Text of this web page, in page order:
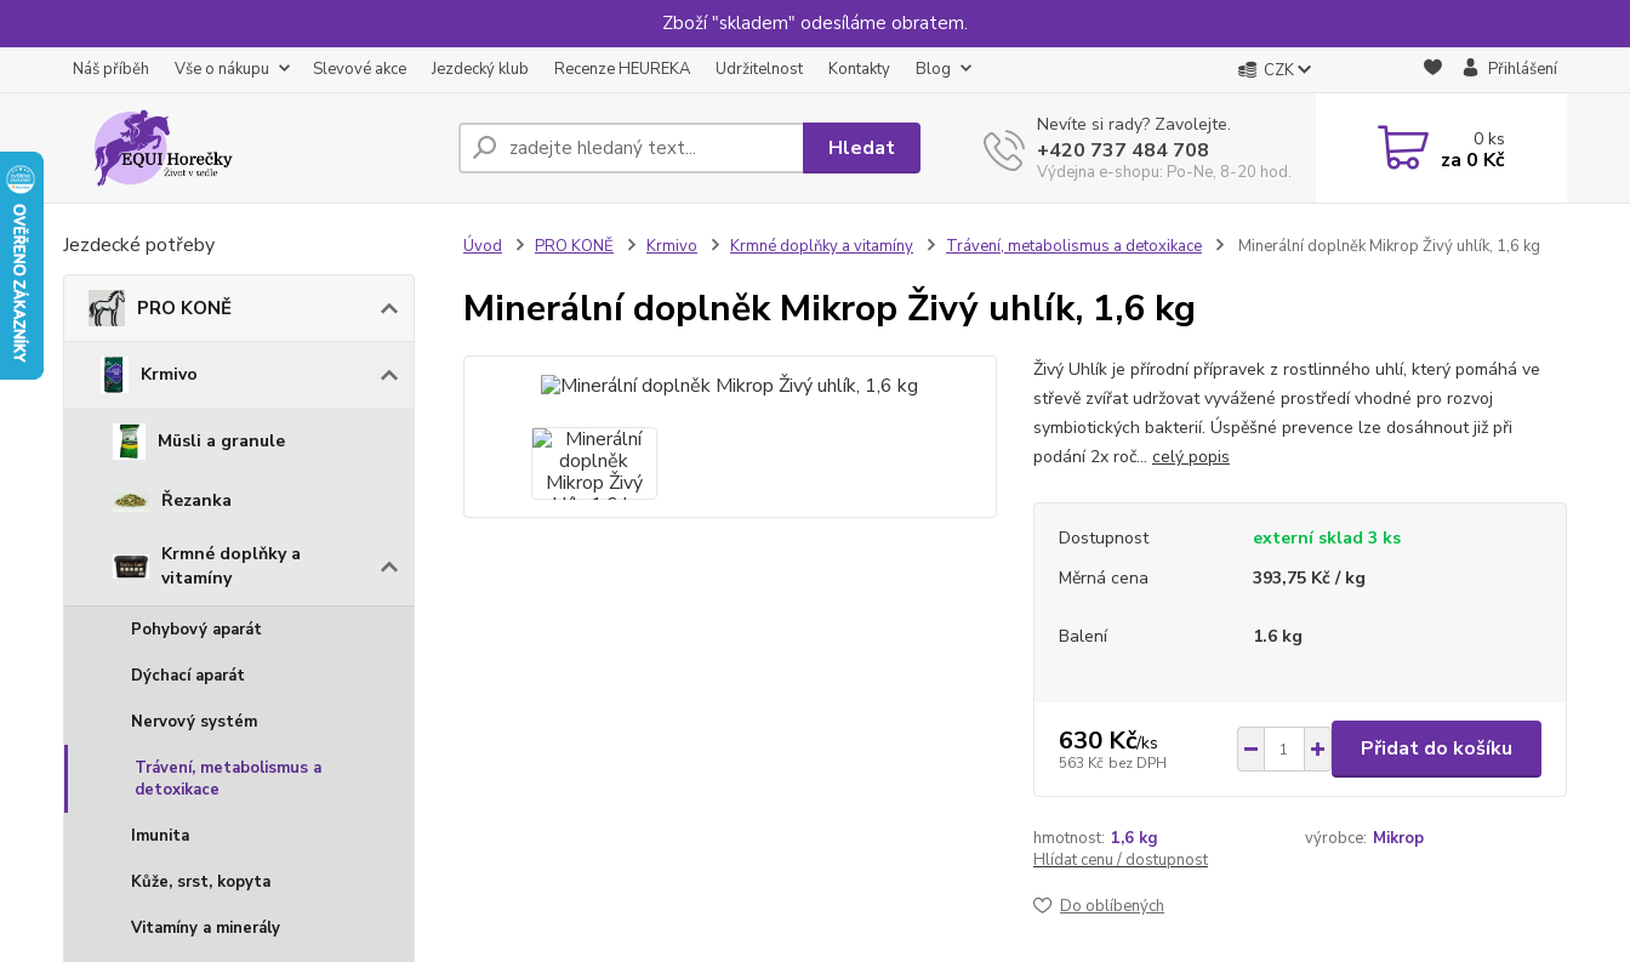
Zboží "skladem" odesíláme obratem.
Náš příběh Vše o nákupu Slevové akce Jezdecký klub Recenze HEUREKA Udržitelnost Kontakty Blog CZK Přihlášení
Hledat
Nevíte si rady? Zavolejte.
+420 737 484 708
Výdejna e-shopu: Po-Ne, 8-20 hod.
0ks
za 0 Kč
Jezdecké potřeby
PRO KONĚ
Krmivo
Müsli a granule
Řezanka
Krmné doplňky a
vitamíny
Pohybový aparát
Dýchací aparát
Nervový systém
Trávení, metabolismus a
detoxikace
Imunita
Kůže, srst, kopyta
Vitamíny a minerály
Úvod PRO KONĚ Krmivo Krmné doplňky a vitamíny Trávení, metabolismus a detoxikace Minerální doplněk Mikrop Živý uhlík, 1,6 kg
Minerální doplněk Mikrop Živý uhlík, 1,6 kg
Živý Uhlík je přírodní přípravek z rostlinného uhlí, který pomáhá ve
střevě zvířat udržovat vyvážené prostředí vhodné pro rozvoj
symbiotických bakterií. Úspěšné prevence lze dosáhnout již při
podání 2x roč... celý popis
Dostupnost
externí sklad 3 ks
Měrná cena
393,75 Kč / kg
Balení 1.6 kg
630 Kč/ks
563 Kč bez DPH
Přidat do košíku
hmotnost: 1,6 kg výrobce: Mikrop
Hlídat cenu / dostupnost
Do oblíbených